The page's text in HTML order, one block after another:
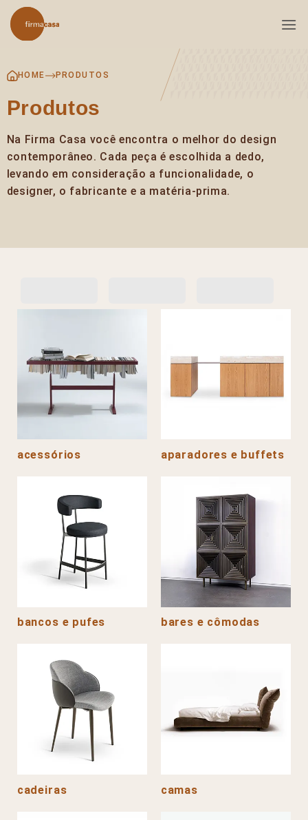
Skip
to
content
Produtos
Na Firma Casa você encontra o melhor do design
contemporâneo. Cada peça é escolhida a dedo,
levando em consideração a funcionalidade, o
designer, o fabricante e a matéria-prima.
HOME PRODUTOS
acessórios aparadores e buffets
bancos e pufes bares e cômodas
cadeiras camas